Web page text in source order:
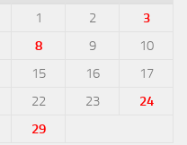
1
2
3
8 9
10
15 16
17
22 23
24
29